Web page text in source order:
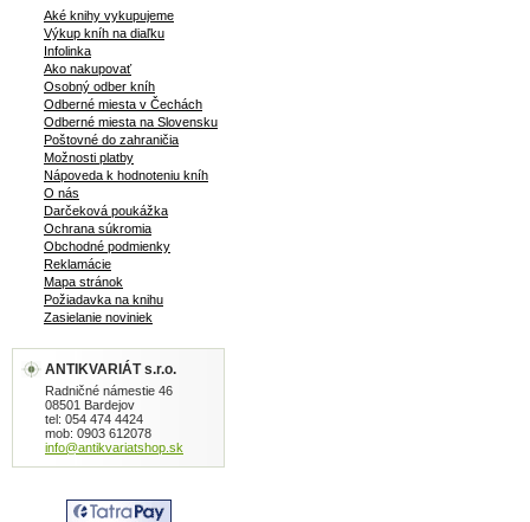
Aké knihy vykupujeme
Výkup kníh na diaľku
Infolinka
Ako nakupovať
Osobný odber kníh
Odberné miesta v Čechách
Odberné miesta na Slovensku
Poštovné do zahraničia
Možnosti platby
Nápoveda k hodnoteniu kníh
O nás
Darčeková poukážka
Ochrana súkromia
Obchodné podmienky
Reklamácie
Mapa stránok
Požiadavka na knihu
Zasielanie noviniek
ANTIKVARIÁT s.r.o.
Radničné námestie 46
08501 Bardejov
tel: 054 474 4424
mob: 0903 612078
info@antikvariatshop.sk